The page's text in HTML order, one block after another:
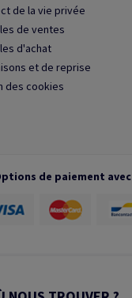
de la vie privée
de ventes
d'achat
et de reprise
des cookies
de paiement avec